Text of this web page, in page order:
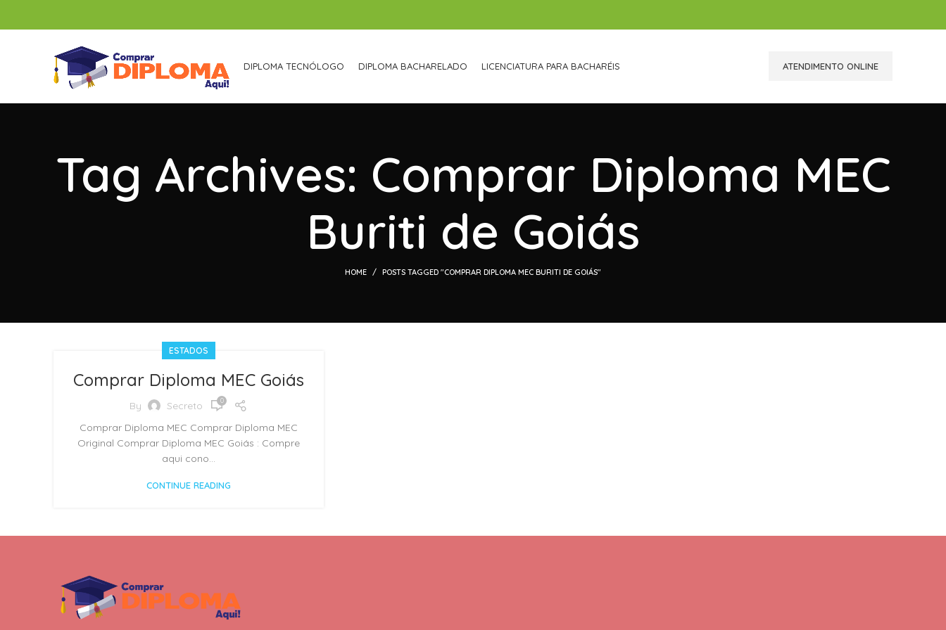
DIPLOMA TECNÓLOGO DIPLOMA BACHARELADO LICENCIATURA PARA BACHARÉIS ATENDIMENTO ONLINE
Tag Archives: Comprar Diploma MEC
Buriti de Goiás
HOME POSTS TAGGED "COMPRAR DIPLOMA MEC BURITI DE GOIÁS"
ESTADOS
Comprar Diploma MEC Goiás
By Secreto 0
Comprar Diploma MEC Comprar Diploma MEC
Original Comprar Diploma MEC Goiás : Compre
aqui cono...
CONTINUE READING